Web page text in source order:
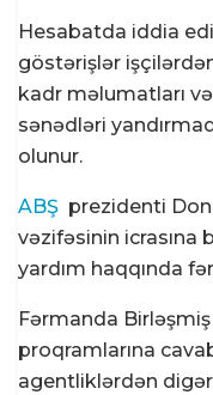
Hesabatda iddia
göstərişlər
kadr məlumatları
sənədləri
olunur.
ABŞ prezidenti
vəzifəsinin icrasına
yardım haqqında
Fərmanda
proqramlarına
agentliklərdən